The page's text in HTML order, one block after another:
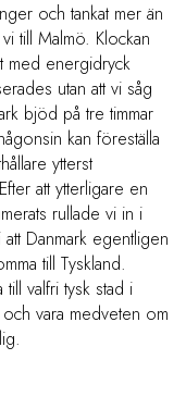
och tankat mer än
till Malmö. Klockan
med energidryck
utan att vi såg
bjöd på tre timmar
kan föreställa
ytterst
att ytterligare en
rullade vi in i
Danmark egentligen
till Tyskland.
till valfri tysk stad i
vara medveten om